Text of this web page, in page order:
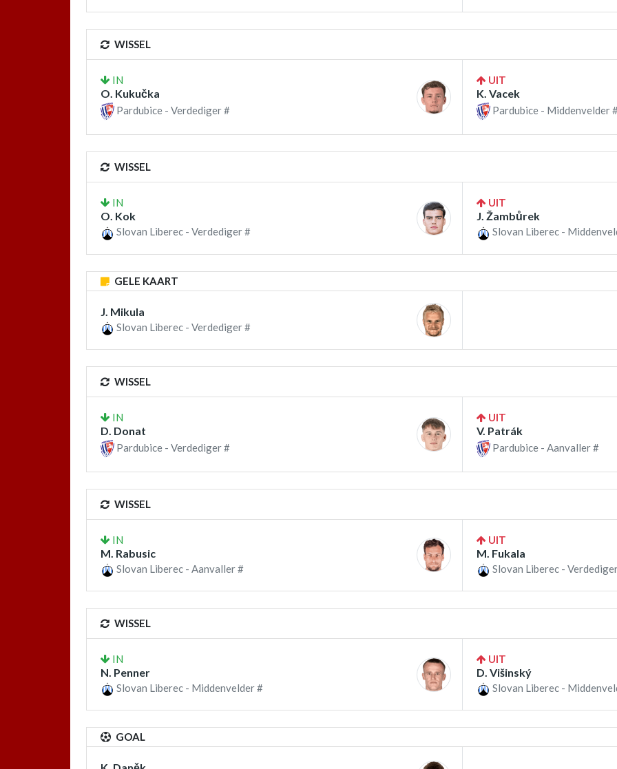
WISSEL
IN
O. Kukučka
Pardubice - Verdediger #
UIT
K. Vacek
Pardubice - Middenvelder
WISSEL
IN
O. Kok
Slovan Liberec - Verdediger #
UIT
J. Žambůrek
Slovan Liberec -
GELE KAART
J. Mikula
Slovan Liberec - Verdediger #
WISSEL
IN
D. Donat
Pardubice - Verdediger #
UIT
V. Patrák
Pardubice - Aanvaller #
WISSEL
IN
M. Rabusic
Slovan Liberec - Aanvaller #
UIT
M. Fukala
Slovan Liberec -
WISSEL
IN
N. Penner
Slovan Liberec - Middenvelder #
UIT
D. Višinský
Slovan Liberec -
GOAL